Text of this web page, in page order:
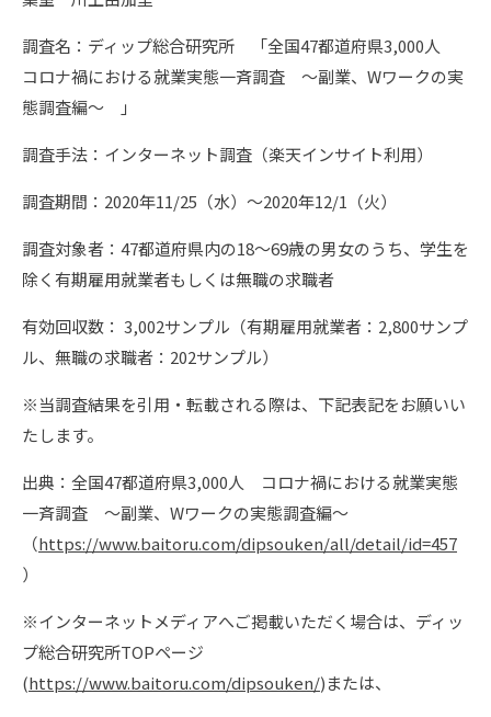
調査名：ディップ総合研究所 「全国47都道府県3,000人
コロナ禍における就業実態一斉調査 〜副業、Wワークの実
態調査編～ 」
調査手法：インターネット調査（楽天インサイト利用）
調査期間：2020年11/25（水）～2020年12/1（火）
調査対象者：47都道府県内の18～69歳の男女のうち、学生を
除く有期雇用就業者もしくは無職の求職者
有効回収数： 3,002サンプル（有期雇用就業者：2,800サンプ
ル、無職の求職者：202サンプル）
※当調査結果を引用・転載される際は、下記表記をお願いい
たします。
出典：全国47都道府県3,000人 コロナ禍における就業実態
一斉調査 〜副業、Wワークの実態調査編～
（https://www.baitoru.com/dipsouken/all/detail/id=457
）
※インターネットメディアへご掲載いただく場合は、ディッ
プ総合研究所TOPページ
(https://www.baitoru.com/dipsouken/)または、